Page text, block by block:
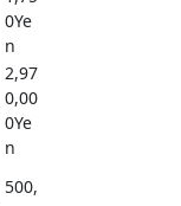
0Ye
n
2,97
0,00
0Ye
n
500,